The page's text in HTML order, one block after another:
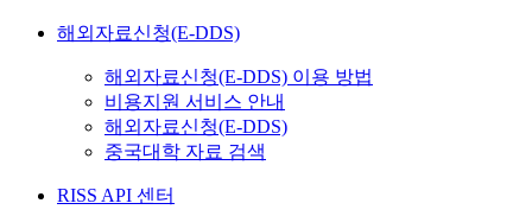
해외자료신청(E-DDS)
해외자료신청(E-DDS) 이용 방법
비용지원 서비스 안내
해외자료신청(E-DDS)
중국대학 자료 검색
RISS API 센터